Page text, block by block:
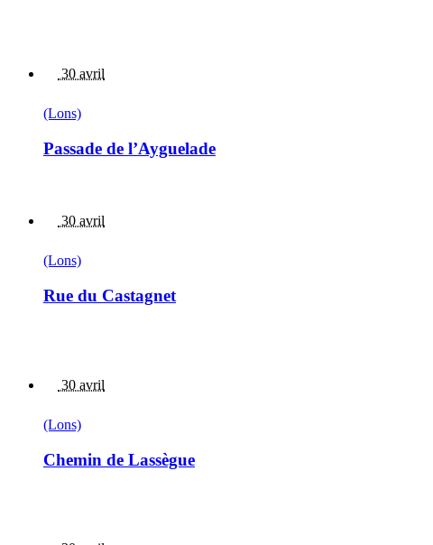
30 avril
(Lons)
Passade de l’Ayguelade
30 avril
(Lons)
Rue du Castagnet
30 avril
(Lons)
Chemin de Lassègue